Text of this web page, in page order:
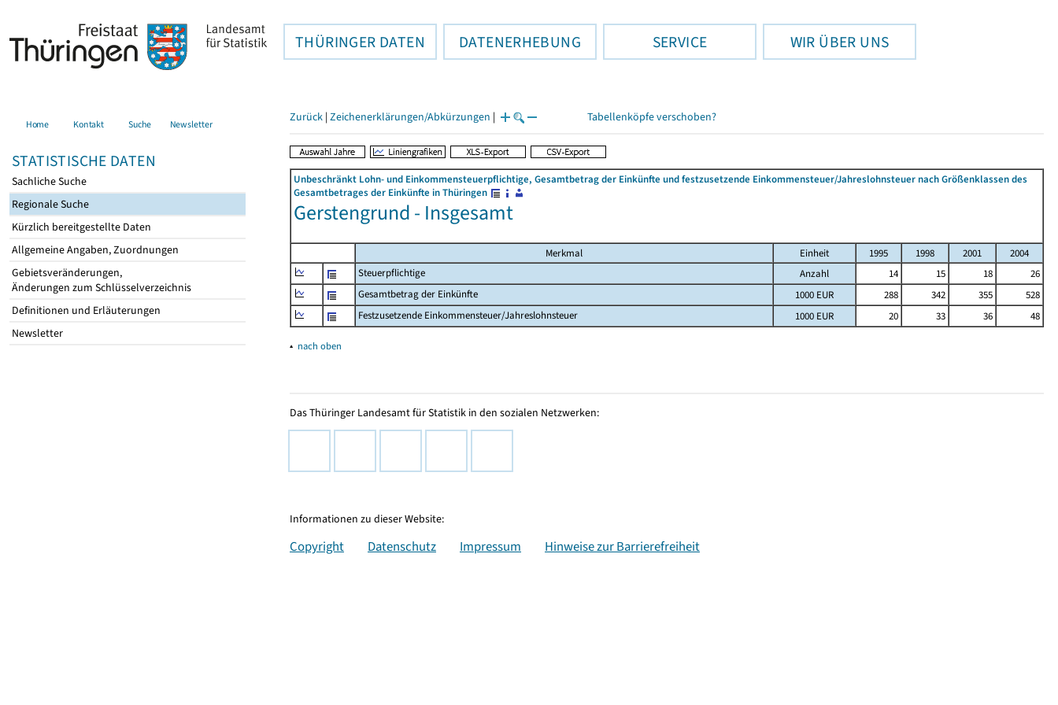
THÜRINGER DATEN DATENERHEBUNG SERVICE WIR ÜBER UNS
Home Kontakt Suche Newsletter
STATISTISCHE DATEN
Sachliche Suche
Regionale Suche
Kürzlich bereitgestellte Daten
Allgemeine Angaben, Zuordnungen
Gebietsveränderungen,
Änderungen zum Schlüsselverzeichnis
Definitionen und Erläuterungen
Newsletter
Zurück | Zeichenerklärungen/Abkürzungen | Tabellenköpfe verschoben?
Unbeschränkt Lohn- und Einkommensteuerpflichtige, Gesamtbetrag der Einkünfte und festzusetzende Einkommensteuer/Jahreslohnsteuer nach Größenklassen des
Gesamtbetrages der Einkünfte in Thüringen
Gerstengrund - Insgesamt
Merkmal Einheit 1995 1998 2001
2004
Steuerpflichtige
Anzahl 14 15 18
26
Gesamtbetrag der Einkünfte
1000 EUR 288 342 355
528
Festzusetzende Einkommensteuer/Jahreslohnsteuer
1000 EUR 20 33 36 48
▴ nach oben
Das Thüringer Landesamt für Statistik in den sozialen Netzwerken:
Informationen zu dieser Website:
Copyright Datenschutz Impressum Hinweise zur Barrierefreiheit